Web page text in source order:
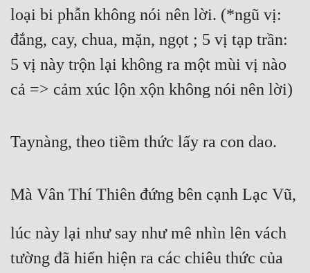
loại bi phẫn không nói nên lời. (*ngũ vị:
đắng, cay, chua, mặn, ngọt ; 5 vị tạp trần:
5 vị này trộn lại không ra một mùi vị nào
cả => cảm xúc lộn xộn không nói nên lời)
Taynàng, theo tiềm thức lấy ra con dao.
Mà Vân Thí Thiên đứng bên cạnh Lạc Vũ,
lúc này lại như say như mê nhìn lên vách
tường đã hiển hiện ra các chiêu thức của